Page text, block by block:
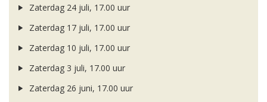
Zaterdag 24 juli, 17.00 uur
Zaterdag 17 juli, 17.00 uur
Zaterdag 10 juli, 17.00 uur
Zaterdag 3 juli, 17.00 uur
Zaterdag 26 juni, 17.00 uur